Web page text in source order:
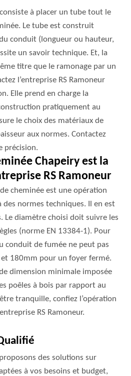
à placer un tube tout le
Le tube est construit
conduit (longueur ou hauteur,
un savoir technique. Et, la
titre que le ramonage par un
l’entreprise RS Ramoneur
Elle prend en charge la
pratiquement au
le choix des matériaux de
aux normes. Contactez
précision.
Chapeiry est la
RS Ramoneur
cheminée est une opération
des normes techniques. Il en est
Le diamètre choisi doit suivre les
(norme EN 13384-1). Pour
conduit de fumée ne peut pas
180mm pour un foyer fermé.
dimension minimale imposée
poêles à bois par rapport au
tranquille, confiez l’opération
RS Ramoneur.
des solutions sur
à vos besoins et budget,